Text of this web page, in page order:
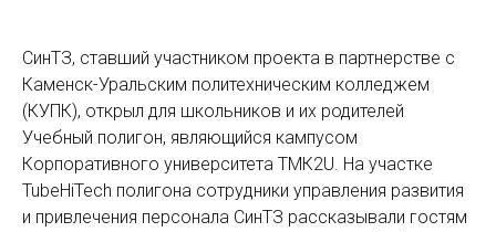
СинТЗ, ставший участником проекта в партнерстве с
Каменск-Уральским политехническим колледжем
(КУПК), открыл для школьников и их родителей
Учебный полигон, являющийся кампусом
Корпоративного университета ТМК2U. На участке
TubeHiTech полигона сотрудники управления развития
и привлечения персонала СинТЗ рассказывали гостям